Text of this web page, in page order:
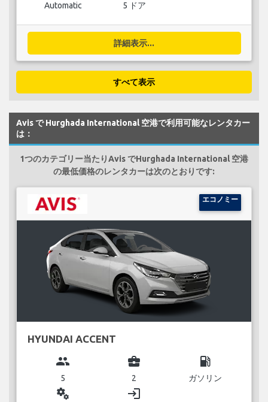
Automatic 5 ドア
詳細表示...
すべて表示
Avis で Hurghada International 空港で利用可能なレンタカー
は：
1つのカテゴリー当たりAvis でHurghada International 空港
の最低価格のレンタカーは次のとおりです:
エコノミー
HYUNDAI ACCENT
group
5
business_center
2
local_gas_station
ガソリン
miscellaneous_services login